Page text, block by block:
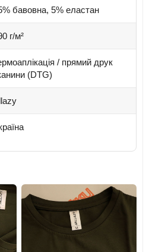
бавовна, 5% еластан
г/м²
/ прямий друк
(DTG)